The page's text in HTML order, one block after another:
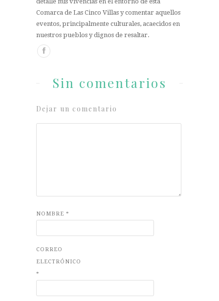
Comarca de Las Cinco Villas y comentar aquellos
eventos, principalmente culturales, acaecidos en
nuestros pueblos y dignos de resaltar.
Sin comentarios
Dejar un comentario
NOMBRE *
CORREO
ELECTRÓNICO
*